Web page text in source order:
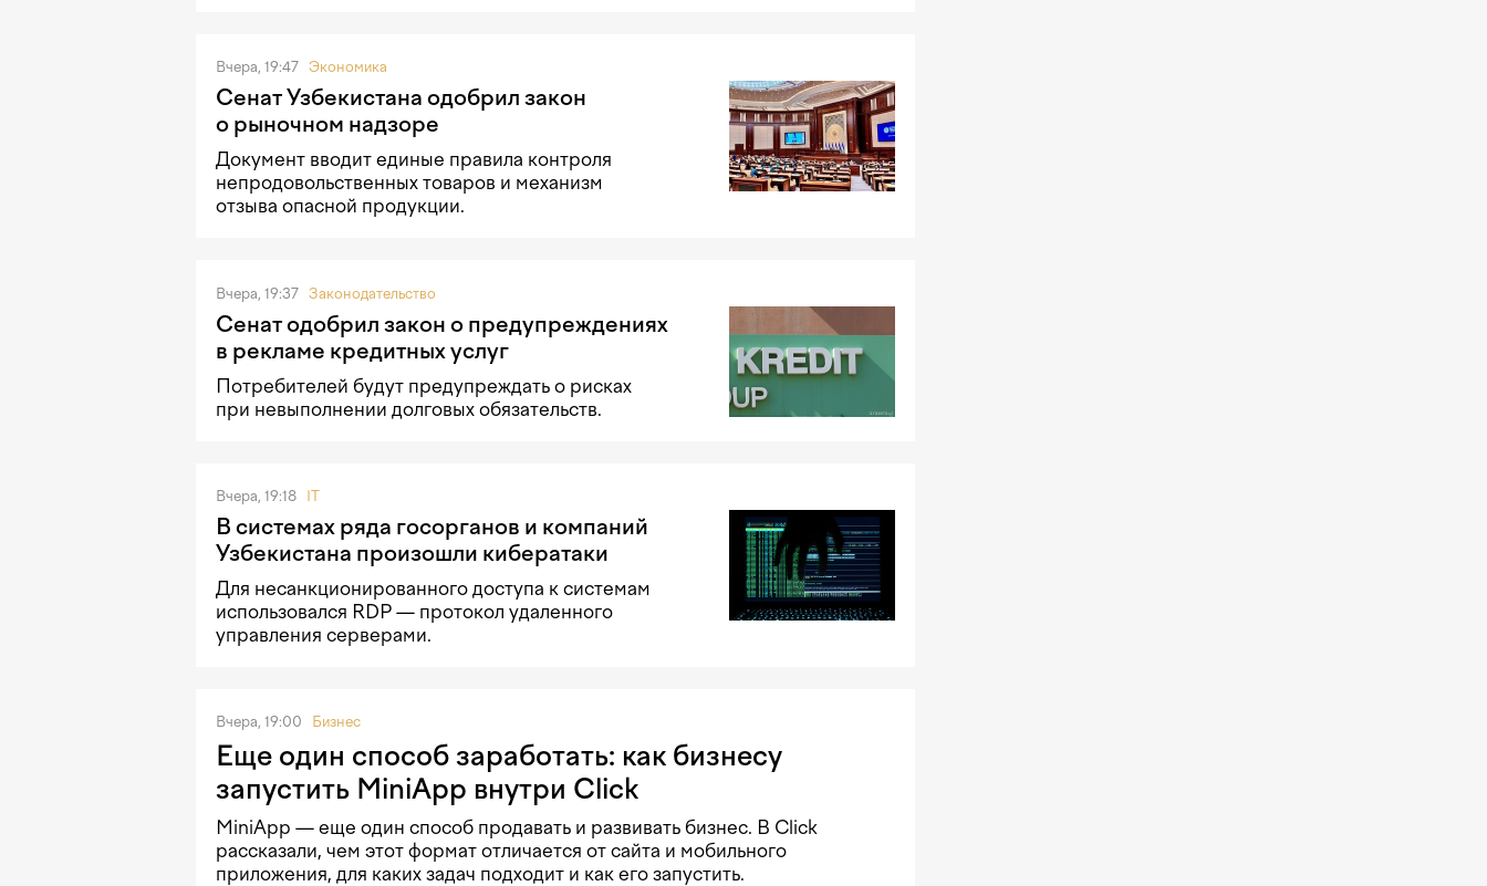
Вчера, 19:47 Экономика
Сенат Узбекистана одобрил закон
о рыночном надзоре
Документ вводит единые правила контроля
непродовольственных товаров и механизм
отзыва опасной продукции.
Вчера, 19:37 Законодательство
Сенат одобрил закон о предупреждениях
в рекламе кредитных услуг
Потребителей будут предупреждать о рисках
при невыполнении долговых обязательств.
Вчера, 19:18 IT
В системах ряда госорганов и компаний
Узбекистана произошли кибератаки
Для несанкционированного доступа к системам
использовался RDP — протокол удаленного
управления серверами.
Вчера, 19:00 Бизнес
Еще один способ заработать: как бизнесу
запустить MiniApp внутри Click
MiniApp — еще один способ продавать и развивать бизнес. В Click
рассказали, чем этот формат отличается от сайта и мобильного
приложения, для каких задач подходит и как его запустить.